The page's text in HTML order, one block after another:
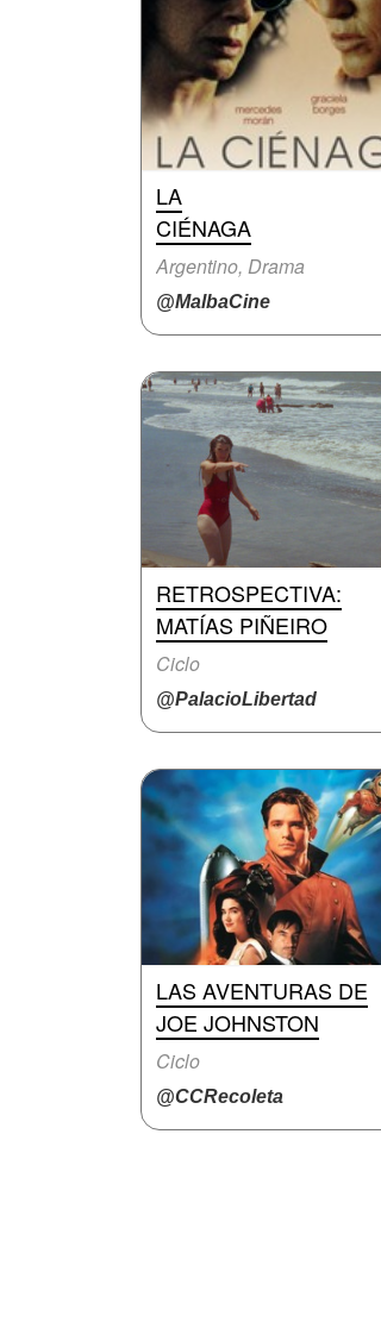
LA
CIÉNAGA
Argentino, Drama
@MalbaCine
RETROSPECTIVA:
MATÍAS PIÑEIRO
Ciclo
@PalacioLibertad
LAS AVENTURAS DE
JOE JOHNSTON
Ciclo
@CCRecoleta